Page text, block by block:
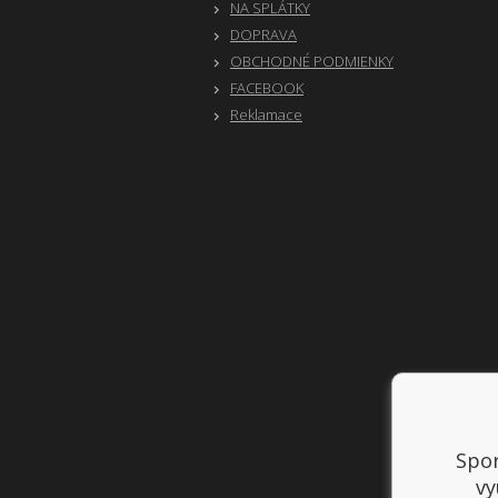
NA SPLÁTKY
DOPRAVA
OBCHODNÉ PODMIENKY
FACEBOOK
Reklamace